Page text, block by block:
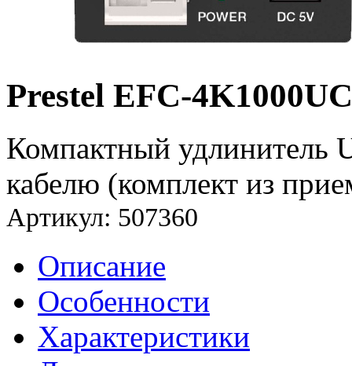
Prestel EFC-4K1000UC
Компактный удлинитель
кабелю (комплект из
Артикул: 507360
Описание
Особенности
Характеристики